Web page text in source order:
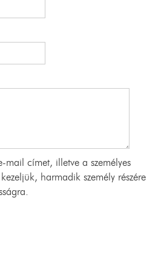
mail címet, illetve a személyes
harmadik személy részére